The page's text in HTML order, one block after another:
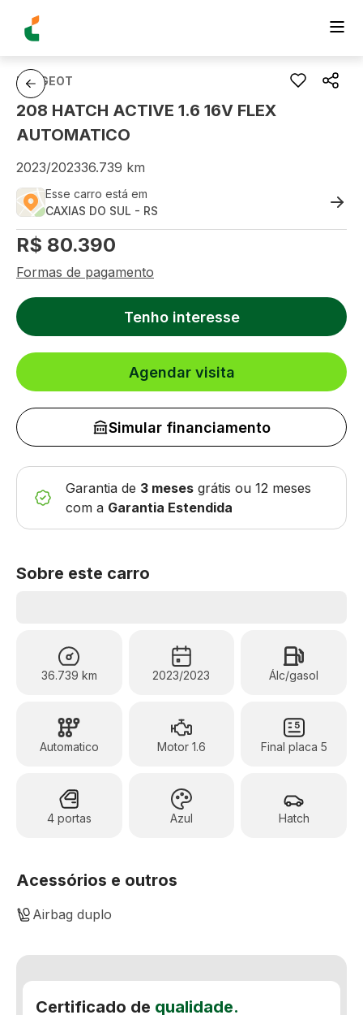
PEUGEOT
208 HATCH ACTIVE 1.6 16V FLEX
AUTOMATICO
2023/202336.739 km
Esse carro está em
CAXIAS DO SUL - RS
R$ 80.390
Formas de pagamento
Tenho interesse
Agendar visita
Simular financiamento
Garantia de 3 meses grátis ou 12 meses
com a Garantia Estendida
Sobre este carro
36.739 km 2023/2023 Álc/gasol
Automatico Motor 1.6 Final placa 5
4 portas Azul Hatch
Acessórios e outros
Airbag duplo
Ar-Condicionado Digital
Direção elétrica
Certificado de qualidade.